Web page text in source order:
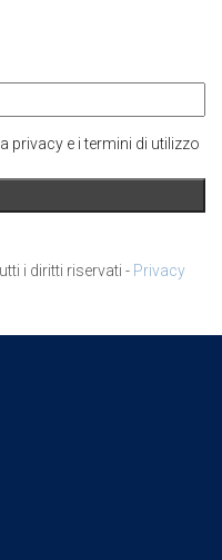
privacy e i termini di utilizzo
i diritti riservati - Privacy